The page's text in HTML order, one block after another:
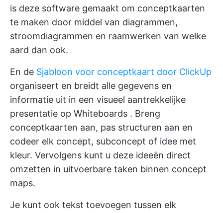
is deze software gemaakt om conceptkaarten
te maken door middel van diagrammen,
stroomdiagrammen en raamwerken van welke
aard dan ook.
En de Sjabloon voor conceptkaart door ClickUp
organiseert en breidt alle gegevens en
informatie uit in een visueel aantrekkelijke
presentatie op Whiteboards . Breng
conceptkaarten aan, pas structuren aan en
codeer elk concept, subconcept of idee met
kleur. Vervolgens kunt u deze ideeën direct
omzetten in uitvoerbare taken binnen concept
maps.
Je kunt ook tekst toevoegen tussen elk